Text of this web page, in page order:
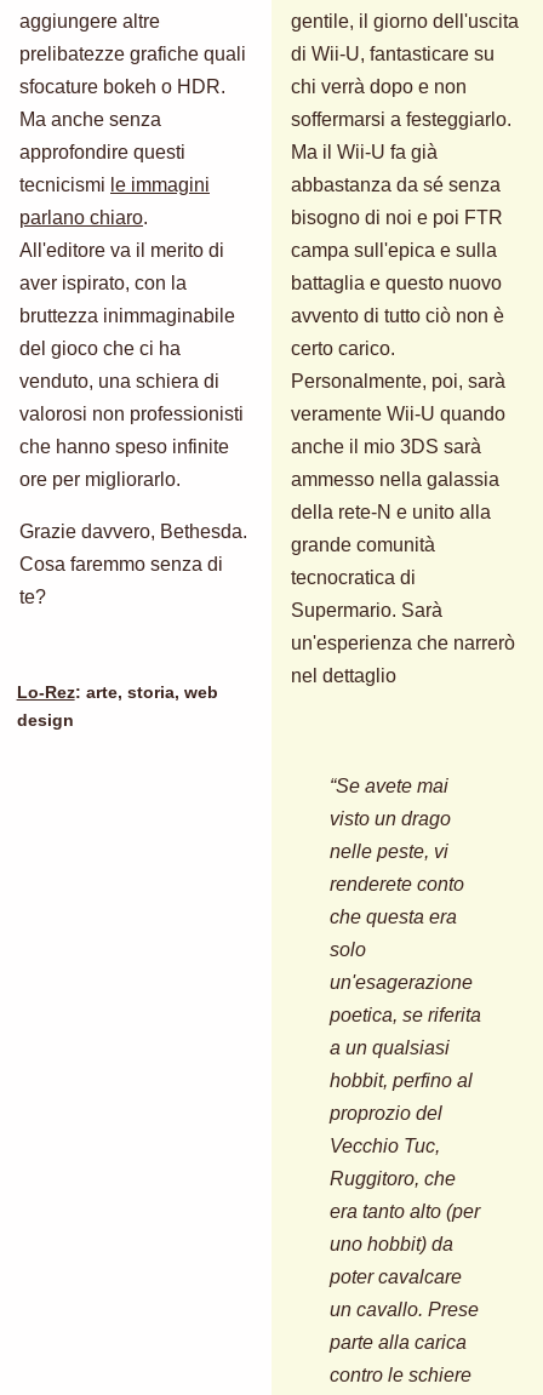
aggiungere altre
prelibatezze grafiche quali
sfocature bokeh o HDR.
Ma anche senza
approfondire questi
tecnicismi le immagini
parlano chiaro.
All'editore va il merito di
aver ispirato, con la
bruttezza inimmaginabile
del gioco che ci ha
venduto, una schiera di
valorosi non professionisti
che hanno speso infinite
ore per migliorarlo.
Grazie davvero, Bethesda.
Cosa faremmo senza di
te?
Lo-Rez: arte, storia, web
design
gentile, il giorno dell'uscita
di Wii-U, fantasticare su
chi verrà dopo e non
soffermarsi a festeggiarlo.
Ma il Wii-U fa già
abbastanza da sé senza
bisogno di noi e poi FTR
campa sull'epica e sulla
battaglia e questo nuovo
avvento di tutto ciò non è
certo carico.
Personalmente, poi, sarà
veramente Wii-U quando
anche il mio 3DS sarà
ammesso nella galassia
della rete-N e unito alla
grande comunità
tecnocratica di
Supermario. Sarà
un'esperienza che narrerò
nel dettaglio
“Se avete mai
visto un drago
nelle peste, vi
renderete conto
che questa era
solo
un'esagerazione
poetica, se riferita
a un qualsiasi
hobbit, perfino al
proprozio del
Vecchio Tuc,
Ruggitoro, che
era tanto alto (per
uno hobbit) da
poter cavalcare
un cavallo. Prese
parte alla carica
contro le schiere